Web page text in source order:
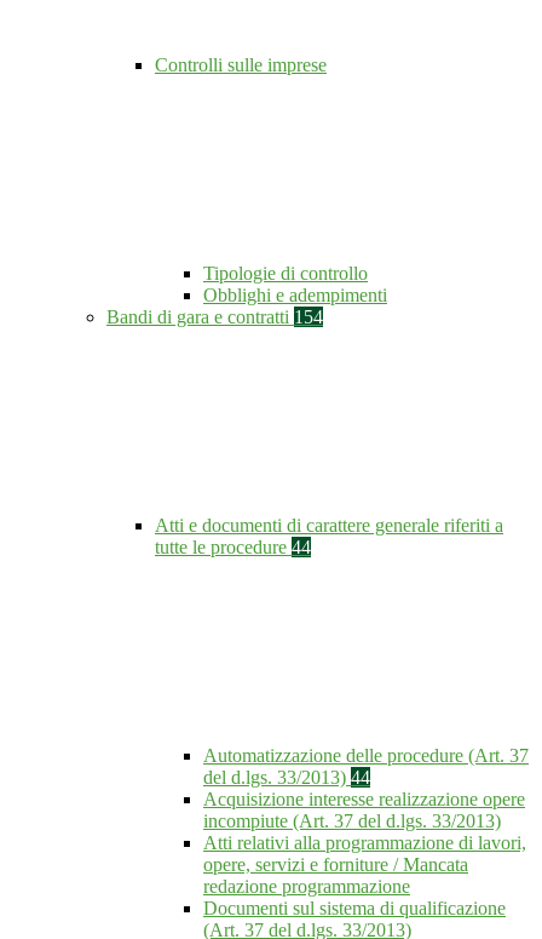
Controlli sulle imprese
Tipologie di controllo
Obblighi e adempimenti
Bandi di gara e contratti 154
Atti e documenti di carattere generale riferiti a
tutte le procedure 44
Automatizzazione delle procedure (Art. 37
del d.lgs. 33/2013) 44
Acquisizione interesse realizzazione opere
incompiute (Art. 37 del d.lgs. 33/2013)
Atti relativi alla programmazione di lavori,
opere, servizi e forniture / Mancata
redazione programmazione
Documenti sul sistema di qualificazione
(Art. 37 del d.lgs. 33/2013)